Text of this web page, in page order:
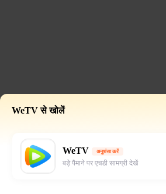
WeTV से खोलें
WeTV अनुशंसा करें
बड़े पैमाने पर एचडी सामग्री देखें